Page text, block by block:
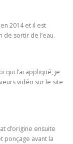
2014 et il est
de sortir de l’eau.
qui l’ai appliqué, je
vidéo sur le site
d’origine ensuite
ponçage avant la